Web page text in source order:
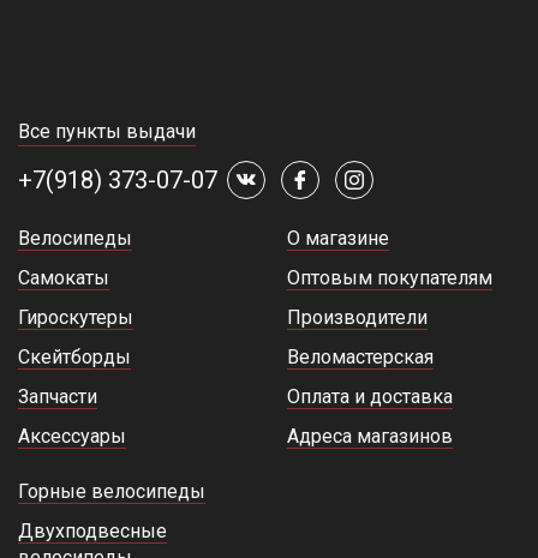
Все пункты выдачи
+7(918) 373-07-07
Велосипеды
Самокаты
Гироскутеры
Скейтборды
Запчасти
Аксессуары
О магазине
Оптовым покупателям
Производители
Веломастерская
Оплата и доставка
Адреса магазинов
Горные велосипеды
Двухподвесные